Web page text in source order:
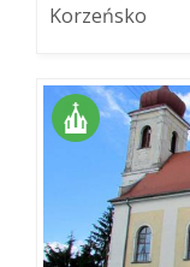
Korzeńsko